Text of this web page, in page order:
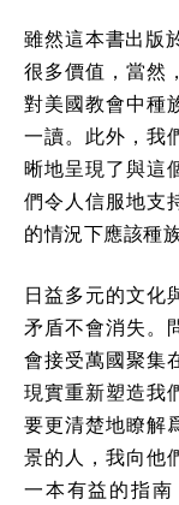
雖然這本書出版
很多價值，當然
對美國教會中種
一讀。此外，我
晰地呈現了與這
們令人信服地支
的情況下應該種
日益多元的文化
矛盾不會消失。
會接受萬國聚集
現實重新塑造我
要更清楚地瞭解
景的人，我向他
一本有益的指